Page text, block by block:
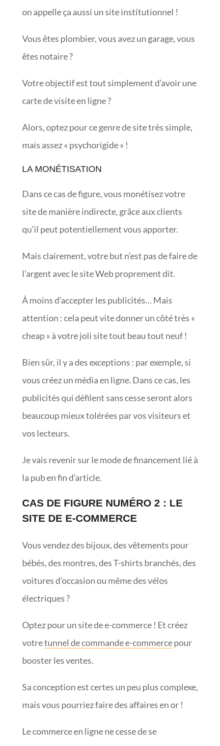
on appelle ça aussi un site institutionnel !
Vous êtes plombier, vous avez un garage, vous
êtes notaire ?
Votre objectif est tout simplement d’avoir une
carte de visite en ligne ?
Alors, optez pour ce genre de site très simple,
mais assez « psychorigide » !
LA MONÉTISATION
Dans ce cas de figure, vous monétisez votre
site de manière indirecte, grâce aux clients
qu’il peut potentiellement vous apporter.
Mais clairement, votre but n’est pas de faire de
l’argent avec le site Web proprement dit.
À moins d’accepter les publicités… Mais
attention : cela peut vite donner un côté très «
cheap » à votre joli site tout beau tout neuf !
Bien sûr, il y a des exceptions : par exemple, si
vous créez un média en ligne. Dans ce cas, les
publicités qui défilent sans cesse seront alors
beaucoup mieux tolérées par vos visiteurs et
vos lecteurs.
Je vais revenir sur le mode de financement lié à
la pub en fin d’article.
CAS DE FIGURE NUMÉRO 2 : LE
SITE DE E-COMMERCE
Vous vendez des bijoux, des vêtements pour
bébés, des montres, des T-shirts branchés, des
voitures d’occasion ou même des vélos
électriques ?
Optez pour un site de e-commerce ! Et créez
votretunnel de commande e-commercepour
booster les ventes.
Sa conception est certes un peu plus complexe,
mais vous pourriez faire des affaires en or !
Le commerce en ligne ne cesse de se